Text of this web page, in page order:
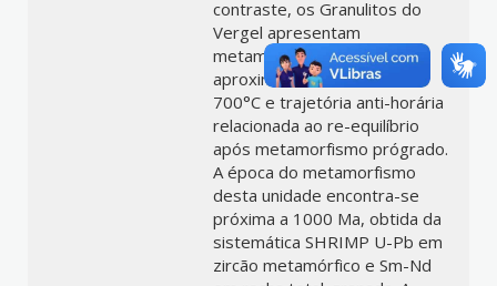
contraste, os Granulitos do
Vergel apresentam
metamorfismo de
aproximadamente 6 kbar e
700°C e trajetória anti-horária
relacionada ao re-equilíbrio
após metamorfismo prógrado.
A época do metamorfismo
desta unidade encontra-se
próxima a 1000 Ma, obtida da
sistemática SHRIMP U-Pb em
zircão metamórfico e Sm-Nd